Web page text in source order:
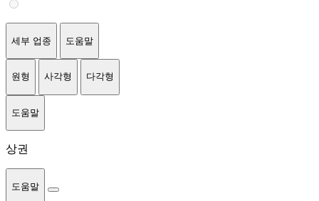
세부 업종 도움말
원형 사각형 다각형
도움말
상권
도움말